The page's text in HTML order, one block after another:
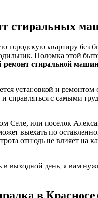
стиральных
городскую квартиру
Поломка этой
ремонт стиральной
установкой и
справляться с самыми
Селе, или поселок
выехать по
отнюдь не влияет на
выходной день, а вам
в